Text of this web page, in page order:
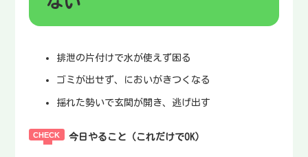
排泄の片付けで水が使えず困る
ゴミが出せず、においがきつくなる
揺れた勢いで玄関が開き、逃げ出す
今日やること（これだけでOK）